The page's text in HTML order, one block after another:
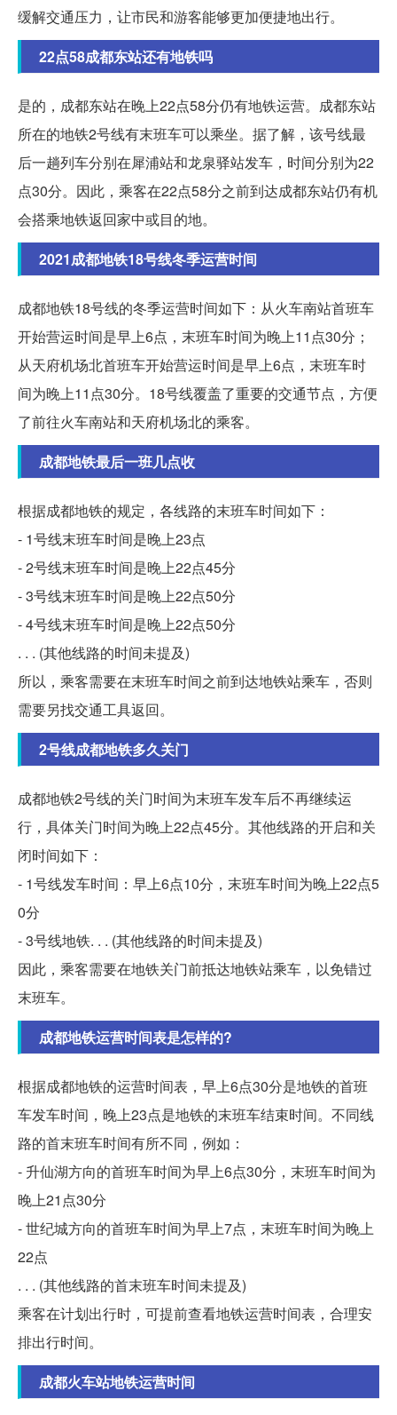
缓解交通压力，让市民和游客能够更加便捷地出行。
22点58成都东站还有地铁吗
是的，成都东站在晚上22点58分仍有地铁运营。成都东站
所在的地铁2号线有末班车可以乘坐。据了解，该号线最
后一趟列车分别在犀浦站和龙泉驿站发车，时间分别为22
点30分。因此，乘客在22点58分之前到达成都东站仍有机
会搭乘地铁返回家中或目的地。
2021成都地铁18号线冬季运营时间
成都地铁18号线的冬季运营时间如下：从火车南站首班车
开始营运时间是早上6点，末班车时间为晚上11点30分；
从天府机场北首班车开始营运时间是早上6点，末班车时
间为晚上11点30分。18号线覆盖了重要的交通节点，方便
了前往火车南站和天府机场北的乘客。
成都地铁最后一班几点收
根据成都地铁的规定，各线路的末班车时间如下：
- 1号线末班车时间是晚上23点
- 2号线末班车时间是晚上22点45分
- 3号线末班车时间是晚上22点50分
- 4号线末班车时间是晚上22点50分
. . . (其他线路的时间未提及)
所以，乘客需要在末班车时间之前到达地铁站乘车，否则
需要另找交通工具返回。
2号线成都地铁多久关门
成都地铁2号线的关门时间为末班车发车后不再继续运
行，具体关门时间为晚上22点45分。其他线路的开启和关
闭时间如下：
- 1号线发车时间：早上6点10分，末班车时间为晚上22点5
0分
- 3号线地铁. . . (其他线路的时间未提及)
因此，乘客需要在地铁关门前抵达地铁站乘车，以免错过
末班车。
成都地铁运营时间表是怎样的?
根据成都地铁的运营时间表，早上6点30分是地铁的首班
车发车时间，晚上23点是地铁的末班车结束时间。不同线
路的首末班车时间有所不同，例如：
- 升仙湖方向的首班车时间为早上6点30分，末班车时间为
晚上21点30分
- 世纪城方向的首班车时间为早上7点，末班车时间为晚上
22点
. . . (其他线路的首末班车时间未提及)
乘客在计划出行时，可提前查看地铁运营时间表，合理安
排出行时间。
成都火车站地铁运营时间